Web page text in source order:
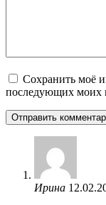
Сохранить моё
последующих моих
Ирина